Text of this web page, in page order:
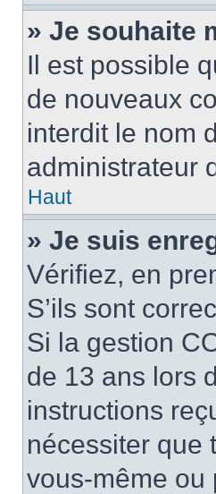
» Je souhaite
Il est possible
de nouveaux
interdit le nom
administrateur
Haut
» Je suis
Vérifiez, en
S’ils sont
Si la gestion
de 13 ans lors
instructions
nécessiter que
vous-même ou